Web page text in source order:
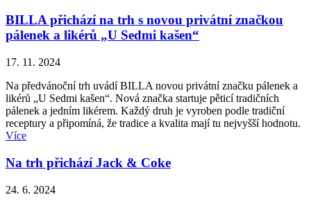
BILLA přichází na trh s novou privátní značkou
pálenek a likérů „U Sedmi kašen“
17. 11. 2024
Na předvánoční trh uvádí BILLA novou privátní značku pálenek a
likérů „U Sedmi kašen“. Nová značka startuje pěticí tradičních
pálenek a jedním likérem. Každý druh je vyroben podle tradiční
receptury a připomíná, že tradice a kvalita mají tu nejvyšší hodnotu.
Více
Na trh přichází Jack & Coke
24. 6. 2024